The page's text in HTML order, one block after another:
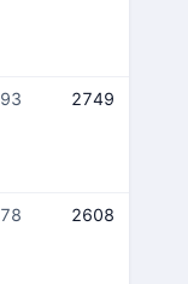
93 2749
78 2608